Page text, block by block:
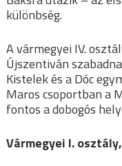
különbség.
A vármegyei IV.
Újszentiván
Kistelek és a Dóc
Maros csoportban a
fontos a dobogós
Vármegyei I.